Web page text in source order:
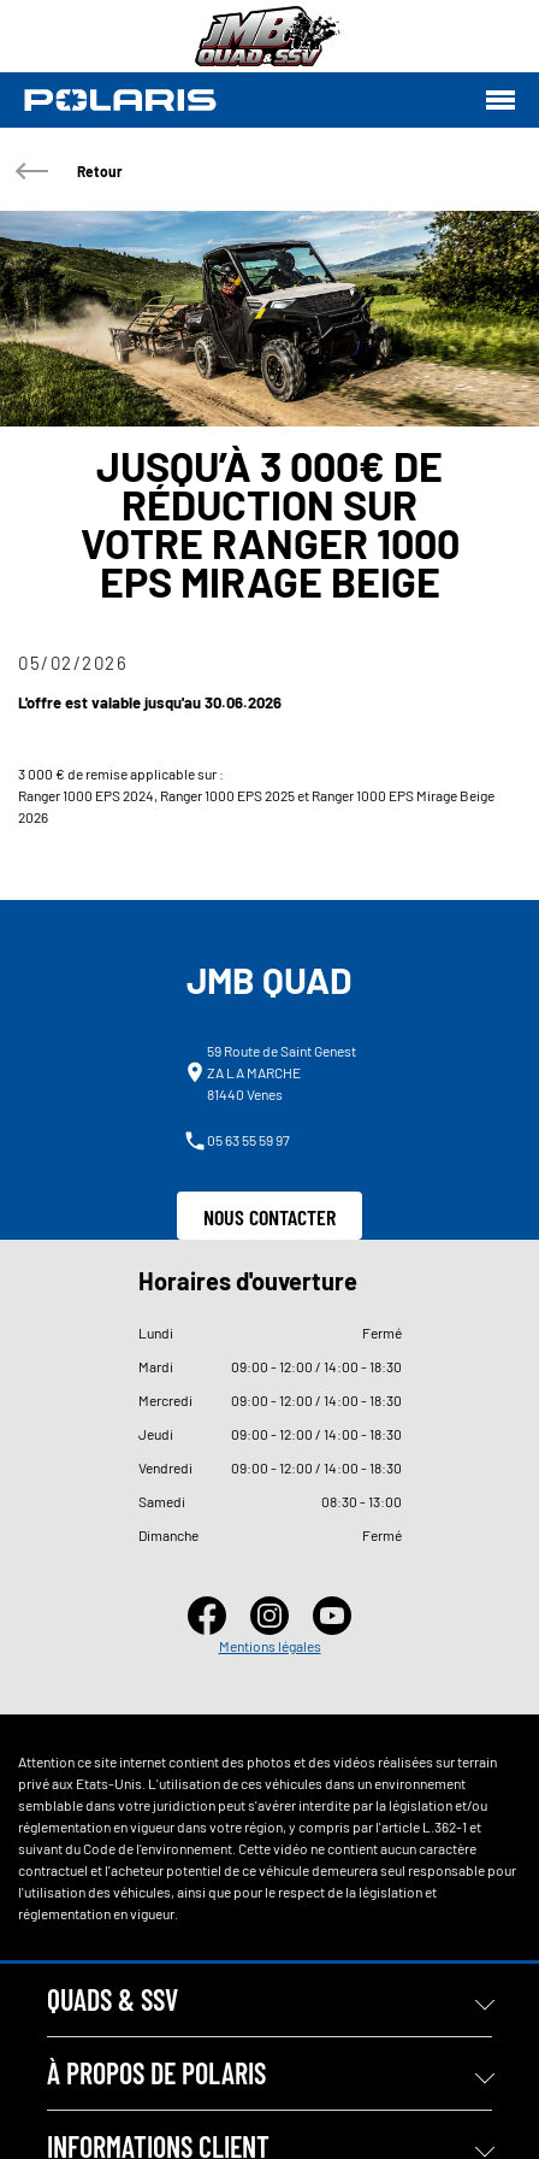
Retour
JUSQU’À 3 000€ DE
RÉDUCTION SUR
VOTRE RANGER 1000
EPS MIRAGE BEIGE
05/02/2026
L'offre est valable jusqu'au 30.06.2026
3 000 € de remise applicable sur :
Ranger 1000 EPS 2024, Ranger 1000 EPS 2025 et Ranger 1000 EPS Mirage Beige
2026
JMB QUAD
59 Route de Saint Genest
ZA LA MARCHE
81440 Venes
05 63 55 59 97
NOUS CONTACTER
Horaires d'ouverture
Lundi
Fermé
Mardi
09:00 - 12:00 / 14:00 - 18:30
Mercredi
09:00 - 12:00 / 14:00 - 18:30
Jeudi
09:00 - 12:00 / 14:00 - 18:30
Vendredi
09:00 - 12:00 / 14:00 - 18:30
Samedi
08:30 - 13:00
Dimanche
Fermé
Mentions légales
Attention ce site internet contient des photos et des vidéos réalisées sur terrain
privé aux Etats-Unis. L'utilisation de ces véhicules dans un environnement
semblable dans votre juridiction peut s'avérer interdite par la législation et/ou
réglementation en vigueur dans votre région, y compris par l'article L.362-1 et
suivant du Code de l'environnement. Cette vidéo ne contient aucun caractère
contractuel et l'acheteur potentiel de ce véhicule demeurera seul responsable pour
l'utilisation des véhicules, ainsi que pour le respect de la législation et
réglementation en vigueur.
QUADS & SSV
À PROPOS DE POLARIS
INFORMATIONS CLIENT